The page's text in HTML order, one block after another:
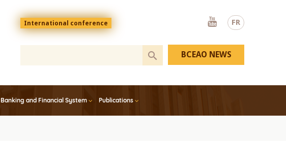
FR
Menu
top
En
International conference
Youtube
Banking and Financial System Publications
BCEAO NEWS